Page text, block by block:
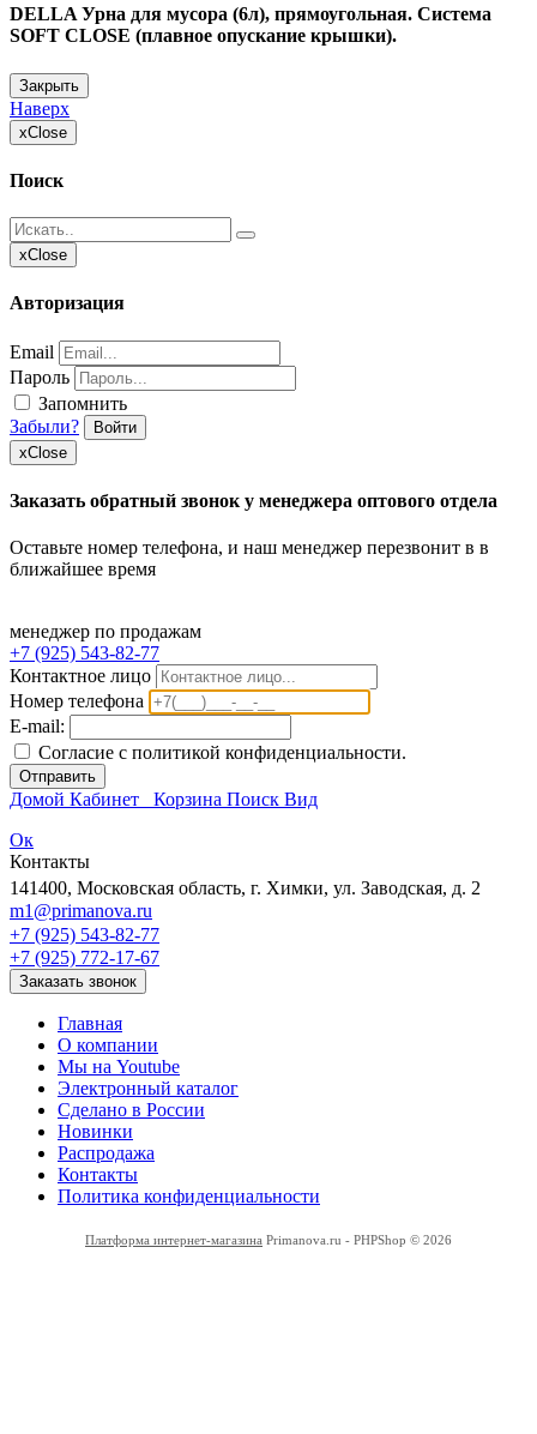
DELLA Урна для мусора (6л), прямоугольная. Система
SOFT CLOSE (плавное опускание крышки).
Закрыть
Наверх
xClose
Поиск
xClose
Авторизация
Email
Пароль
Запомнить
Забыли?
Войти
xClose
Заказать обратный звонок у менеджера оптового отдела
Оставьте номер телефона, и наш менеджер перезвонит в в
ближайшее время
менеджер по продажам
+7 (925) 543-82-77
Контактное лицо
Номер телефона
E-mail:
Согласие с политикой конфиденциальности.
Отправить
Домой Кабинет Корзина Поиск Вид
Ок
Контакты
141400, Московская область, г. Химки, ул. Заводская, д. 2
m1@primanova.ru
+7 (925) 543-82-77
+7 (925) 772-17-67
Заказать звонок
Главная
О компании
Мы на Youtube
Электронный каталог
Сделано в России
Новинки
Распродажа
Контакты
Политика конфиденциальности
Платформа интернет-магазина Primanova.ru - PHPShop © 2026